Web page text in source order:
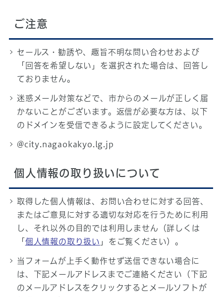
ご注意
セールス・勧誘や、趣旨不明な問い合わせおよび
「回答を希望しない」を選択された場合は、回答し
ておりません。
迷惑メール対策などで、市からのメールが正しく届
かないことがございます。返信が必要な方は、以下
のドメインを受信できるように設定してください。
@city.nagaokakyo.lg.jp
個人情報の取り扱いについて
取得した個人情報は、お問い合わせに対する回答、
またはご意見に対する適切な対応を行うために利用
し、それ以外の目的では利用しません（詳しくは
「 個人情報の取り扱い 」をご覧ください）。
当フォームが上手く動作せず送信できない場合に
は、下記メールアドレスまでご連絡ください（下記
のメールアドレスをクリックするとメールソフトが